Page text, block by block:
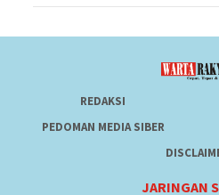
REDAKSI
PEDOMAN MEDIA SIBER
JARINGAN